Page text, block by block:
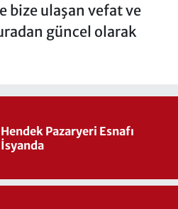
bize ulaşan vefat ve
güncel olarak
Hendek Pazaryeri Esnafı
İsyanda